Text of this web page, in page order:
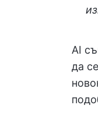
AI
да